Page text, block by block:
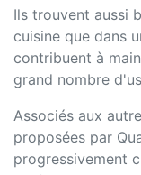
Ils trouvent aussi
cuisine que dans
contribuent à
grand nombre
Associés aux
proposées par
progressivement